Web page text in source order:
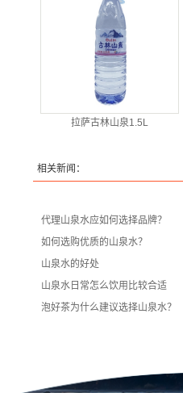
拉萨古林山泉1.5L
相关新闻：
代理山泉水应如何选择品牌？
如何选购优质的山泉水？
山泉水的好处
山泉水日常怎么饮用比较合适
泡好茶为什么建议选择山泉水？